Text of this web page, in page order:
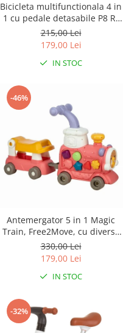
Bicicleta multifunctionala 4 in
1 cu pedale detasabile P8 R-
Sport
215,00 Lei
179,00 Lei
IN STOC
-46%
Antemergator 5 in 1 Magic
Train, Free2Move, cu diverse
activitati de joaca, Panou
Educational, Efecte sonore si
luminoase, Pink
330,00 Lei
179,00 Lei
IN STOC
-32%